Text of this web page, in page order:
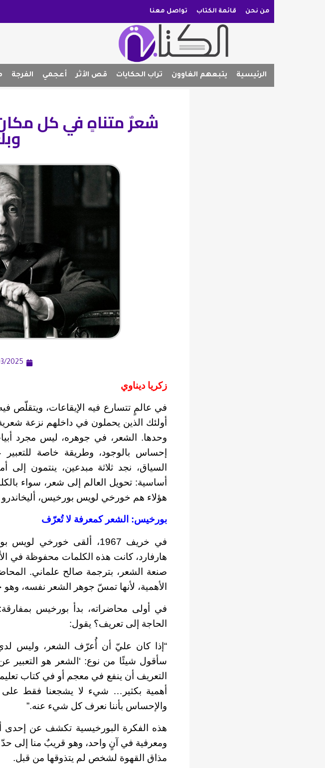
من نحن قائمة الكتاب تواصل معنا
الرئيسية يتبعهم الغاوون تراب الحكايات قص الأثر أعجمي الفرجة
شعرٌ متناهٍ في كل
2025
زكريا ديناوي
في عالمٍ تتسارع فيه الإيقاعات، ويتقلّص
أولئك الذين يحملون في داخلهم نزعة
وحدها. الشعر، في جوهره، ليس مجرد
إحساس بالوجود، وطريقة خاصة للتعبير
السياق، نجد ثلاثة مبدعين، ينتمون
أساسية: تحويل العالم إلى شعر، سواء
هؤلاء هم خورخي لويس بورخيس،
بورخيس: الشعر كمعرفة لا تُعرّف
في خريف 1967، ألقى
هارفارد، كانت هذه الكلمات محفوظة في
صنعة الشعر، بترجمة صالح علماني.
الأهمية، لأنها تمسّ جوهر الشعر نفسه، وهو
في أولى محاضراته، بدأ بورخيس
الحاجة إلى تعريف؟ يقول:
“إذا كان عليّ أن أُعرّف الشعر، وليس
سأقول شيئًا من نوع: ‘الشعر هو التعبير
التعريف أن ينفع في معجم أو في كتاب
أهمية بكثير… شيء لا يشجعنا فقط على
والإحساس بأننا نعرف كل شيء عنه.”
هذه الفكرة البورخيسية تكشف عن إحدى
ومعرفية في آنٍ واحد، وهو قريبٌ منا إلى حدّ
مذاق القهوة لشخص لم يتذوقها من قبل.